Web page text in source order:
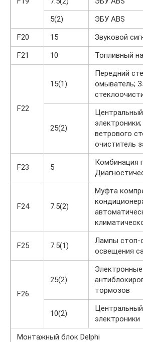
5(2)
ЭБУ ABS
F20
15
Звуковой
F21
10 Топливный
F22
15(1)
Передний
омыватель;
25(2)
ветрового
очиститель
F23 5
Комбинация
F24 7.5(2)
Муфта
F25 7.5(1)
Лампы стоп-
освещения
F26
25(2)
тормозов
10(2)
электроники
Монтажный блок Delphi